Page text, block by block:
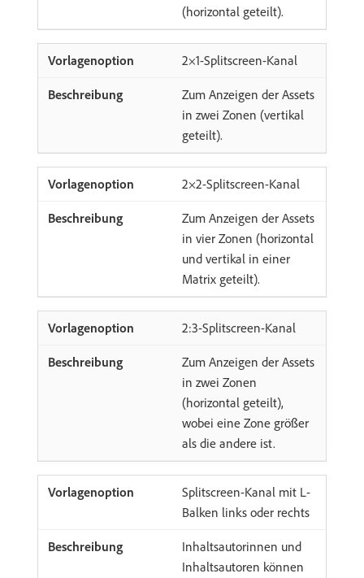
(horizontal geteilt).
2×1-Splitscreen-Kanal
Zum Anzeigen der Assets
in zwei Zonen (vertikal
geteilt).
2×2-Splitscreen-Kanal
Zum Anzeigen der Assets
in vier Zonen (horizontal
und vertikal in einer
Matrix geteilt).
2:3-Splitscreen-Kanal
Zum Anzeigen der Assets
in zwei Zonen
(horizontal geteilt),
wobei eine Zone größer
als die andere ist.
Splitscreen-Kanal mit L-
Balken links oder rechts
Inhaltsautorinnen und
Inhaltsautoren können